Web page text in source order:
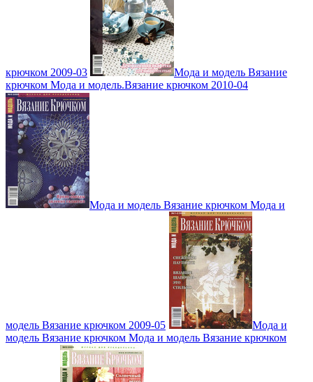
крючком 2009-03
Мода и модель Вязание
крючком Мода и модель.Вязание крючком 2010-04
Мода и модель Вязание крючком Мода и
модель Вязание крючком 2009-05
Мода и
модель Вязание крючком Мода и модель Вязание крючком